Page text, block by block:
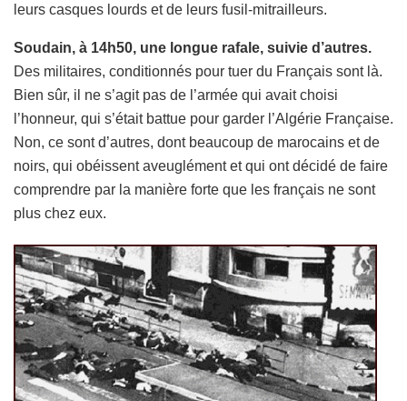
leurs casques lourds et de leurs fusil-mitrailleurs.
Soudain, à 14h50, une longue rafale, suivie d’autres.
Des militaires, conditionnés pour tuer du Français sont là.
Bien sûr, il ne s’agit pas de l’armée qui avait choisi
l’honneur, qui s’était battue pour garder l’Algérie Française.
Non, ce sont d’autres, dont beaucoup de marocains et de
noirs, qui obéissent aveuglément et qui ont décidé de faire
comprendre par la manière forte que les français ne sont
plus chez eux.